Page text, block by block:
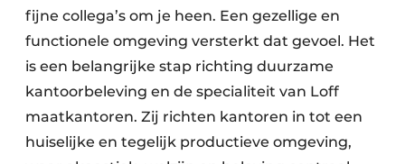
fijne collega’s om je heen. Een gezellige en
functionele omgeving versterkt dat gevoel. Het
is een belangrijke stap richting duurzame
kantoorbeleving en de specialiteit van Loff
maatkantoren. Zij richten kantoren in tot een
huiselijke en tegelijk productieve omgeving,